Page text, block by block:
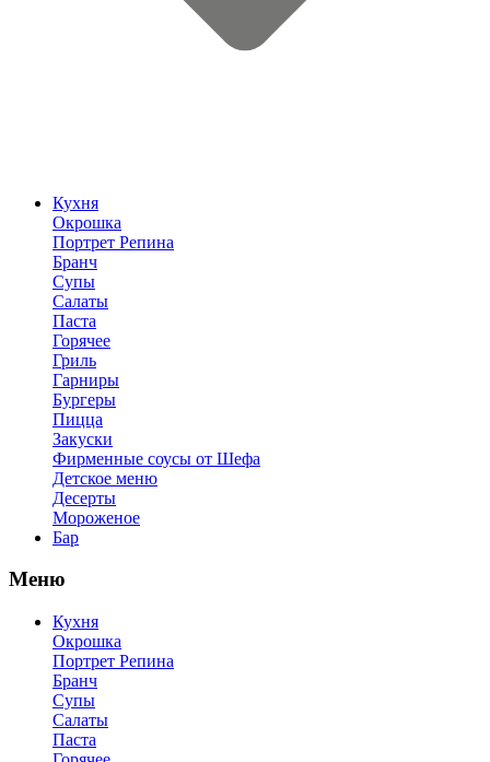
Кухня
Окрошка
Портрет Репина
Бранч
Супы
Салаты
Паста
Горячее
Гриль
Гарниры
Бургеры
Пицца
Закуски
Фирменные соусы от Шефа
Детское меню
Десерты
Мороженое
Бар
Меню
Кухня
Окрошка
Портрет Репина
Бранч
Супы
Салаты
Паста